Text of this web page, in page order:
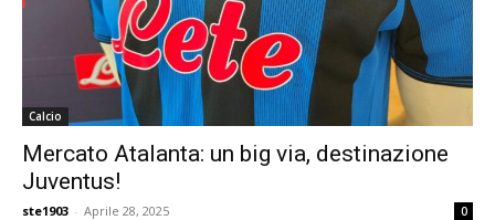
Calcio
Mercato Atalanta: un big via, destinazione
Juventus!
ste1903 - Aprile 28, 2025 0